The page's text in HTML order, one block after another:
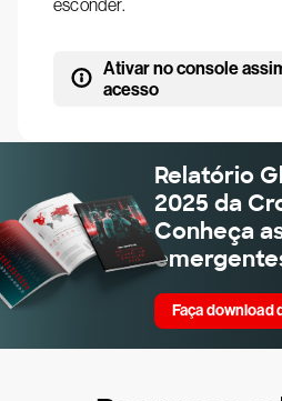
esconder.
Ativar no console
acesso
Relatório
2025 da
Conheça
Faça download